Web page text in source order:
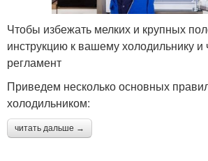
Чтобы избежать мелких и крупных
инструкцию к вашему холодильнику и
регламент
Приведем несколько основных
холодильником:
читать дальше →